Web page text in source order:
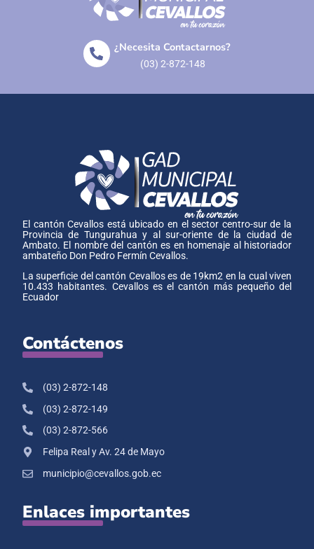
¿Necesita Contactarnos?
(03) 2-872-148
El cantón Cevallos está ubicado en el sector centro-sur de la
Provincia de Tungurahua y al sur-oriente de la ciudad de
Ambato. El nombre del cantón es en homenaje al historiador
ambateño Don Pedro Fermín Cevallos.
La superficie del cantón Cevallos es de 19km2 en la cual viven
10.433 habitantes. Cevallos es el cantón más pequeño del
Ecuador
Contáctenos
(03) 2-872-148
(03) 2-872-149
(03) 2-872-566
Felipa Real y Av. 24 de Mayo
municipio@cevallos.gob.ec
Enlaces importantes